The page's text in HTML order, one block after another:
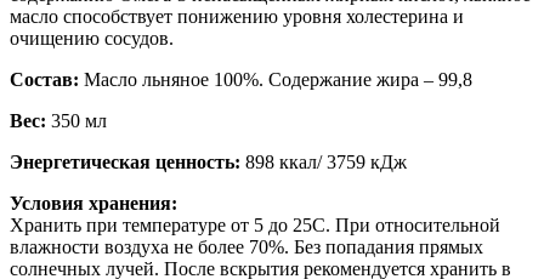
масло способствует понижению уровня холестерина и
очищению сосудов.
Состав: Масло льняное 100%. Содержание жира – 99,8
Вес: 350 мл
Энергетическая ценность: 898 ккал/ 3759 кДж
Условия хранения:
Хранить при температуре от 5 до 25С. При относительной
влажности воздуха не более 70%. Без попадания прямых
солнечных лучей. После вскрытия рекомендуется хранить в